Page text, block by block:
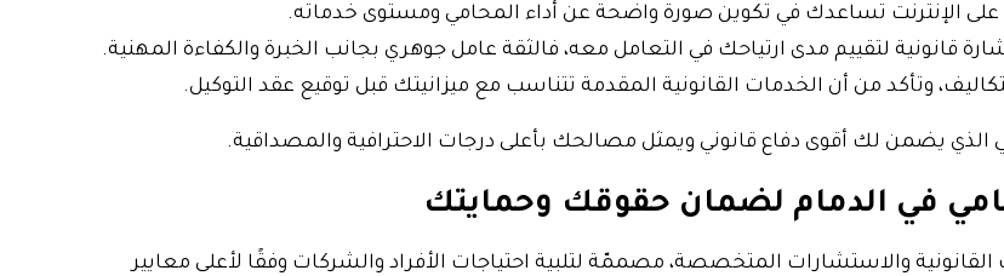
على الإنترنت تساعدك في تكوين صورة واضحة عن أداء المحامي ومستوى خدماته.
قانونية لتقييم مدى ارتياحك في التعامل معه، فالثقة عامل جوهري بجانب الخبرة والكفاءة المهنية.
وتأكد من أن الخدمات القانونية المقدمة تتناسب مع ميزانيتك قبل توقيع عقد التوكيل.
الذي يضمن لك أقوى دفاع قانوني ويمثل مصالحك بأعلى درجات الاحترافية والمصداقية.
في الدمام لضمان حقوقك وحمايتك
والاستشارات المتخصصة، مصممّة لتلبية احتياجات الأفراد والشركات وفقًا لأعلى معايير